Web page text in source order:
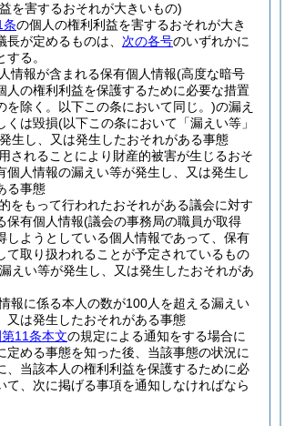
を害するおそれが大きいもの)
条の個人の権利利益を害するおそれが大き
長が定めるものは、 次の各号のいずれかに
る。
情報が含まれる保有個人情報(高度な暗号
人の権利利益を保護するために必要な措置
を除く。以下この条において同じ。)の漏え
くは毀損(以下この条において「漏えい等」
生し、又は発生したおそれがある事態
されることにより財産的被害が生じるおそ
個人情報の漏えい等が発生し、又は発生し
る事態
をもって行われたおそれがある議会に対す
保有個人情報(議会の事務局の職員が取得
しようとしている個人情報であって、保有
て取り扱われることが予定されているもの
えい等が発生し、又は発生したおそれがあ
報に係る本人の数が100人を超える漏えい
又は発生したおそれがある事態
11条本文の規定による通知をする場合に
定める事態を知った後、当該事態の状況に
、当該本人の権利利益を保護するために必
て、次に掲げる事項を通知しなければなら